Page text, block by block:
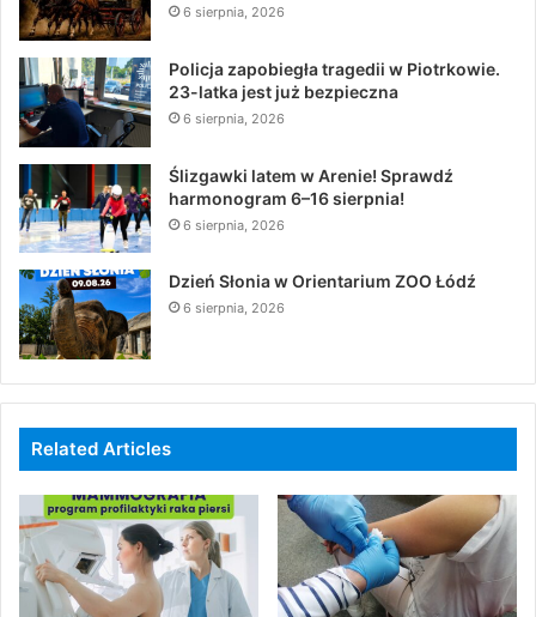
6 sierpnia, 2026
Policja zapobiegła tragedii w Piotrkowie.
23-latka jest już bezpieczna
6 sierpnia, 2026
Ślizgawki latem w Arenie! Sprawdź
harmonogram 6–16 sierpnia!
6 sierpnia, 2026
Dzień Słonia w Orientarium ZOO Łódź
6 sierpnia, 2026
Related Articles